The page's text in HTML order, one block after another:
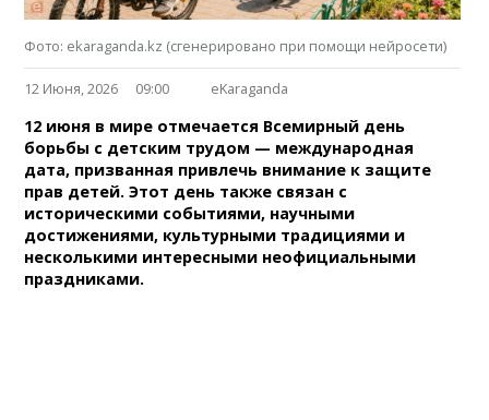
Фото: ekaraganda.kz (сгенерировано при помощи нейросети)
12 Июня, 2026 09:00 eKaraganda
12 июня в мире отмечается Всемирный день
борьбы с детским трудом — международная
дата, призванная привлечь внимание к защите
прав детей. Этот день также связан с
историческими событиями, научными
достижениями, культурными традициями и
несколькими интересными неофициальными
праздниками.